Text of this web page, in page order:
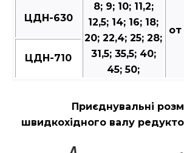
ЦДН-630
8; 9; 10; 11,2;
12,5; 14; 16; 18;
20; 22,4; 25; 28;
31,5; 35,5; 40;
45; 50;
от
ЦДН-710
Приєднувальні
швидкохідного валу